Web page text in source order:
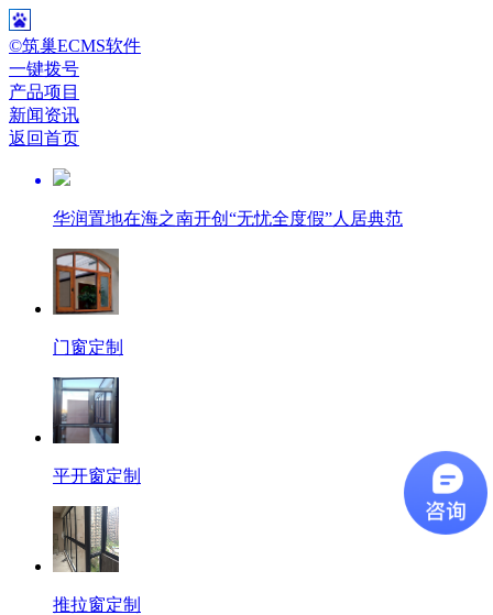
©筑巢ECMS软件
一键拨号
产品项目
新闻资讯
返回首页
华润置地在海之南开创“无忧全度假”人居典范
门窗定制
平开窗定制
推拉窗定制